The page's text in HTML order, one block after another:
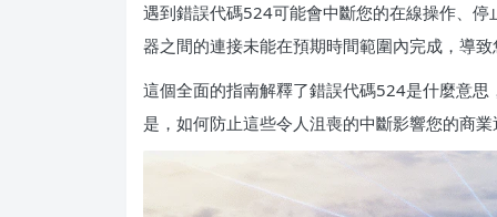
遇到錯誤代碼524可能會中斷您的在線操作、
器之間的連接未能在預期時間範圍內完成，導
這個全面的指南解釋了錯誤代碼524是什麼意
是，如何防止這些令人沮喪的中斷影響您的商